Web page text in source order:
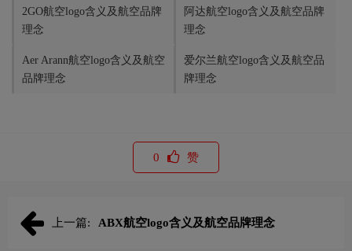
2GO航空logo含义及航空品牌
理念
阿达航空logo含义及航空品牌
理念
Aer Arann航空logo含义及航空
品牌理念
爱尔兰航空logo含义及航空品
牌理念
0 赞
上一篇: ABX航空logo含义及航空品牌理念